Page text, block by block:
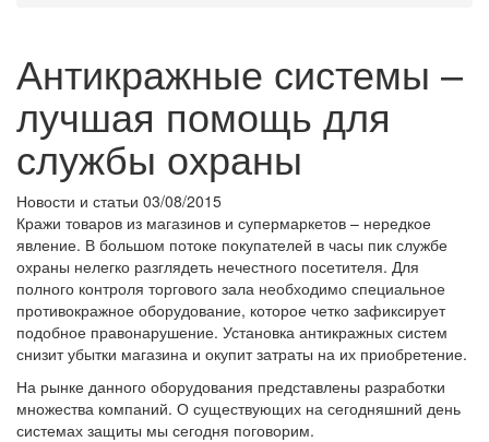
Антикражные системы –
лучшая помощь для
службы охраны
Новости и статьи 03/08/2015
Кражи товаров из магазинов и супермаркетов – нередкое
явление. В большом потоке покупателей в часы пик службе
охраны нелегко разглядеть нечестного посетителя. Для
полного контроля торгового зала необходимо специальное
противокражное оборудование, которое четко зафиксирует
подобное правонарушение. Установка антикражных систем
снизит убытки магазина и окупит затраты на их приобретение.
На рынке данного оборудования представлены разработки
множества компаний. О существующих на сегодняшний день
системах защиты мы сегодня поговорим.